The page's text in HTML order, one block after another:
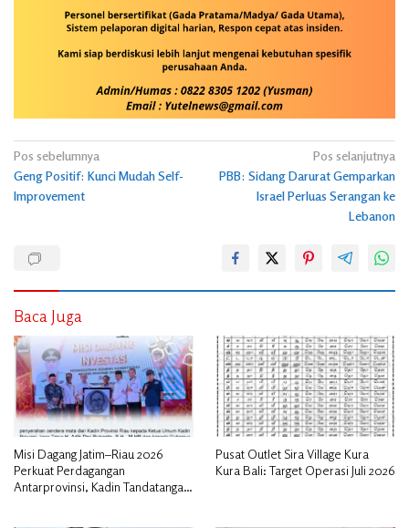
Navigasi
pos
Pos sebelumnya
Geng Positif: Kunci Mudah Self-
Improvement
Pos selanjutnya
PBB: Sidang Darurat Gemparkan
Israel Perluas Serangan ke
Lebanon
Baca Juga
Misi Dagang Jatim–Riau 2026
Perkuat Perdagangan
Antarprovinsi, Kadin Tandatangani
Pusat Outlet Sira Village Kura
Kura Bali: Target Operasi Juli 2026